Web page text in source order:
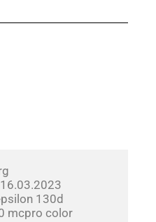
16.03.2023
130d
mcpro color